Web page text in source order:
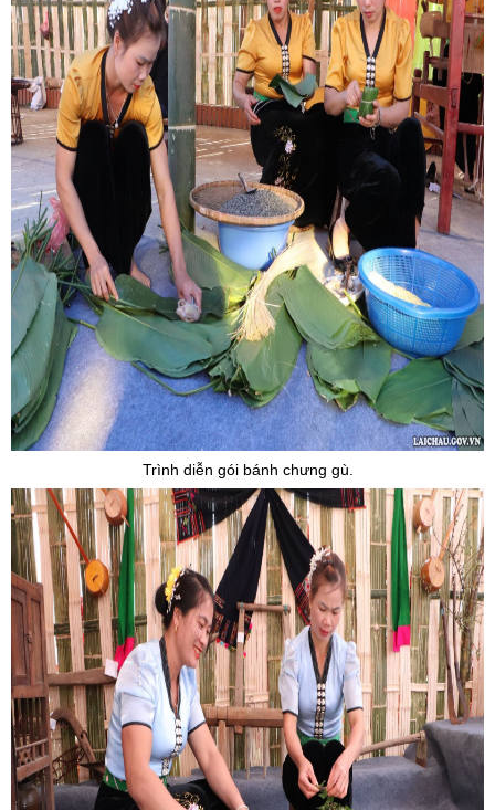
Trình diễn gói bánh chưng gù.